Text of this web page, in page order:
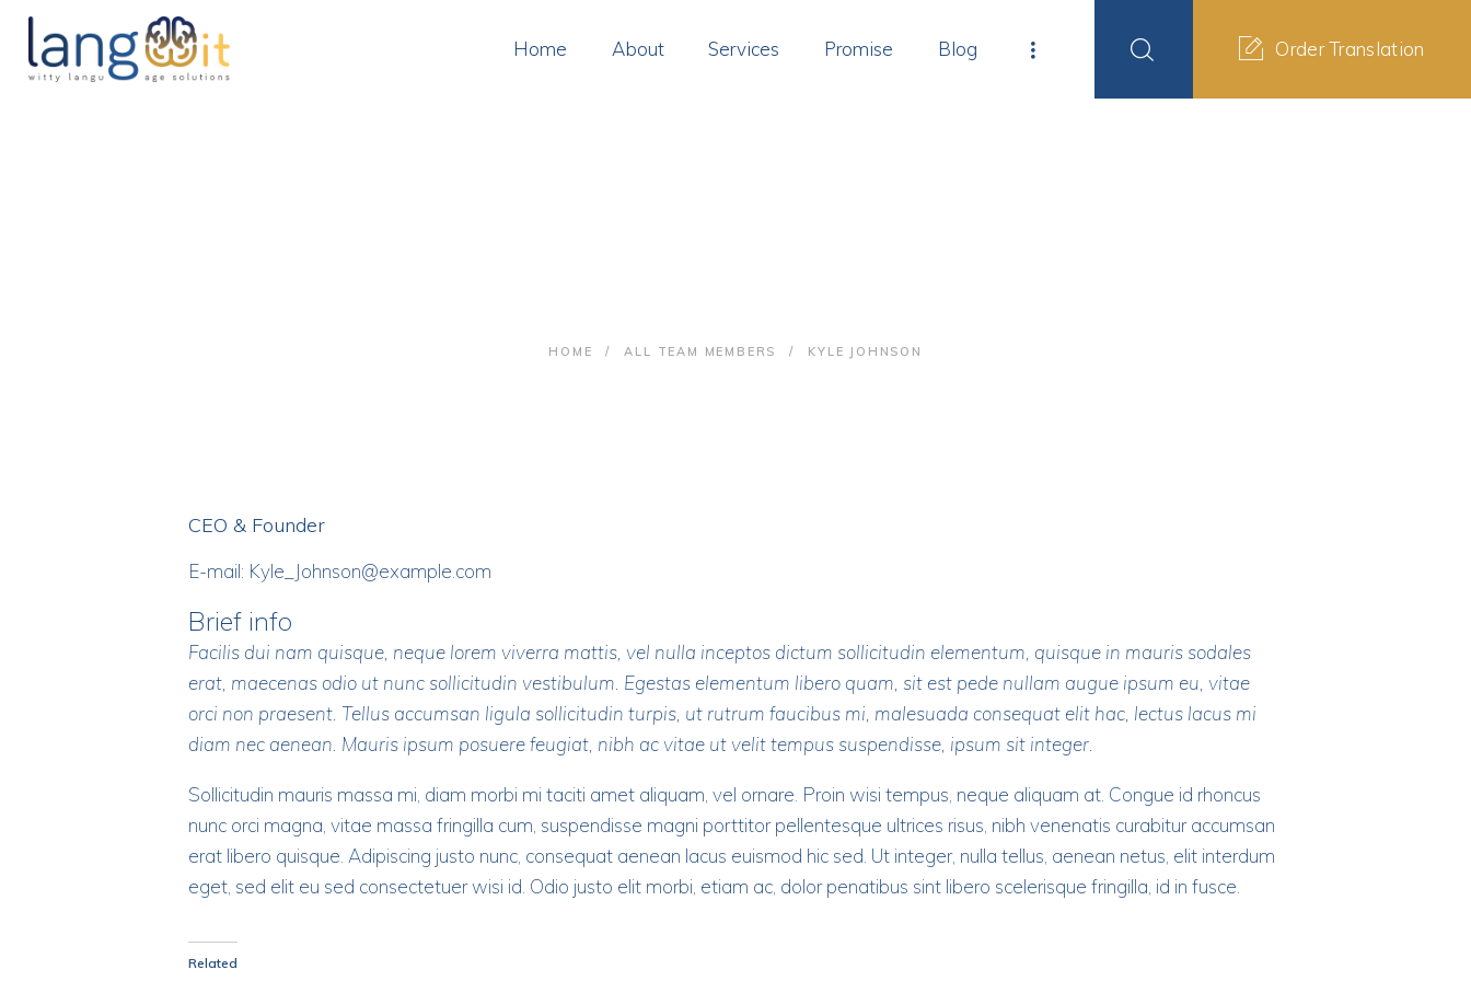
Home About Services Promise Blog Order Translation
HOME ALL TEAM MEMBERS KYLE JOHNSON
HOME
CEO & Founder
E-mail: Kyle_Johnson@example.com
Brief info
Facilis dui nam quisque, neque lorem viverra mattis, vel nulla inceptos dictum sollicitudin elementum, quisque in mauris sodales
erat, maecenas odio ut nunc sollicitudin vestibulum. Egestas elementum libero quam, sit est pede nullam augue ipsum eu, vitae
orci non praesent. Tellus accumsan ligula sollicitudin turpis, ut rutrum faucibus mi, malesuada consequat elit hac, lectus lacus mi
diam nec aenean. Mauris ipsum posuere feugiat, nibh ac vitae ut velit tempus suspendisse, ipsum sit integer.
Sollicitudin mauris massa mi, diam morbi mi taciti amet aliquam, vel ornare. Proin wisi tempus, neque aliquam at. Congue id rhoncus
nunc orci magna, vitae massa fringilla cum, suspendisse magni porttitor pellentesque ultrices risus, nibh venenatis curabitur accumsan
erat libero quisque. Adipiscing justo nunc, consequat aenean lacus euismod hic sed. Ut integer, nulla tellus, aenean netus, elit interdum
eget, sed elit eu sed consectetuer wisi id. Odio justo elit morbi, etiam ac, dolor penatibus sint libero scelerisque fringilla, id in fusce.
Related